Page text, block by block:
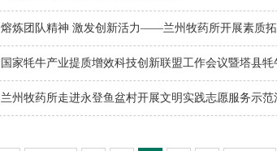
熔炼团队精神 激发创新活力——兰州牧药所开展素质
国家牦牛产业提质增效科技创新联盟工作会议暨塔县
兰州牧药所走进永登鱼盆村开展文明实践志愿服务示范